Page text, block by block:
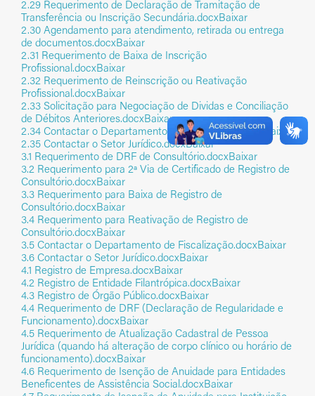
Carta de serviços
Portal da Transparência
FAQ – Perguntas Frequentes
Fechar
2.29 Requerimento de Declaração de Tramitação de
Transferência ou Inscrição Secundária.docxBaixar
2.30 Agendamento para atendimento, retirada ou entrega
de documentos.docxBaixar
2.31 Requerimento de Baixa de Inscrição
Profissional.docxBaixar
2.32 Requerimento de Reinscrição ou Reativação
Profissional.docxBaixar
2.33 Solicitação para Negociação de Dividas e Conciliação
de Débitos Anteriores.docxBaixar
2.34 Contactar o Departamento de Fiscalização.docx
Baixar
2.35 Contactar o Setor Jurídico.docxBaixar
3.1 Requerimento de DRF de Consultório.docxBaixar
3.2 Requerimento para 2ª Via de Certificado de Registro de
Consultório.docxBaixar
3.3 Requerimento para Baixa de Registro de
Consultório.docxBaixar
3.4 Requerimento para Reativação de Registro de
Consultório.docxBaixar
3.5 Contactar o Departamento de Fiscalização.docxBaixar
3.6 Contactar o Setor Jurídico.docxBaixar
4.1 Registro de Empresa.docxBaixar
4.2 Registro de Entidade Filantrópica.docxBaixar
4.3 Registro de Órgão Público.docxBaixar
4.4 Requerimento de DRF (Declaração de Regularidade e
Funcionamento).docxBaixar
4.5 Requerimento de Atualização Cadastral de Pessoa
Jurídica (quando há alteração de corpo clínico ou horário de
funcionamento).docxBaixar
4.6 Requerimento de Isenção de Anuidade para Entidades
Beneficentes de Assistência Social.docxBaixar